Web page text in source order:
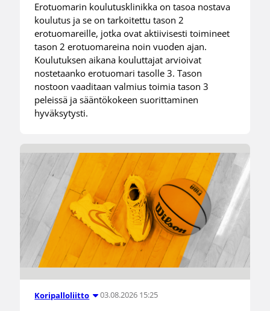
Erotuomarin koulutusklinikka on tasoa nostava
koulutus ja se on tarkoitettu tason 2
erotuomareille, jotka ovat aktiivisesti toimineet
tason 2 erotuomareina noin vuoden ajan.
Koulutuksen aikana kouluttajat arvioivat
nostetaanko erotuomari tasolle 3. Tason
nostoon vaaditaan valmius toimia tason 3
peleissä ja sääntökokeen suorittaminen
hyväksytysti.
Koripalloliitto 03.08.2026 15:25